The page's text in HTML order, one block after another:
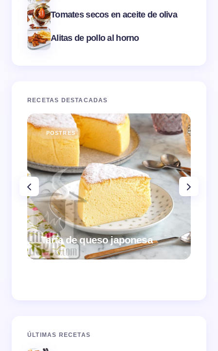
Tomates secos en aceite de oliva
Alitas de pollo al horno
RECETAS DESTACADAS
POSTRES
Tarta de queso japonesa
ÚLTIMAS RECETAS